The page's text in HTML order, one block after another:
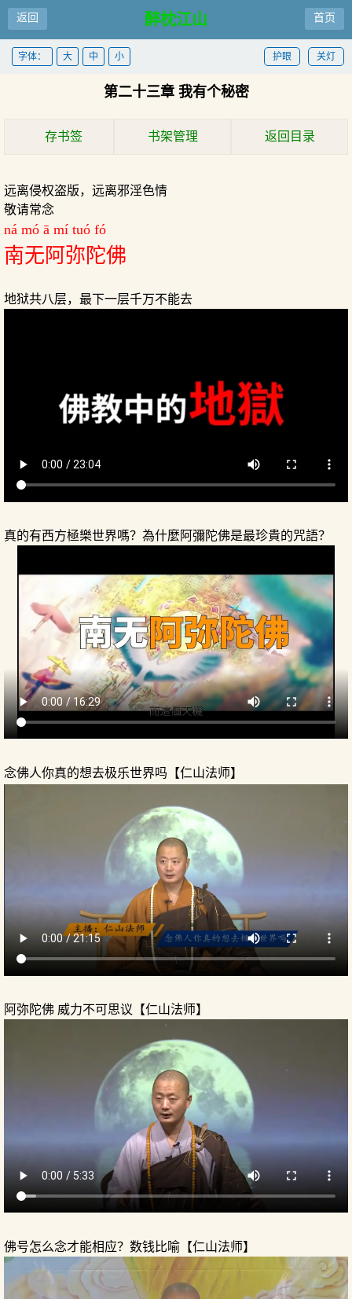
返回 醉枕江山 首页
关灯
护眼
字体： 大 中 小
第二十三章 我有个秘密
存书签 书架管理 返回目录
远离侵权盗版，远离邪淫色情
敬请常念
ná mó ā mí tuó fó
南无阿弥陀佛
地狱共八层，最下一层千万不能去
真的有西方極樂世界嗎？為什麼阿彌陀佛是最珍貴的咒語？
念佛人你真的想去极乐世界吗【仁山法师】
阿弥陀佛 威力不可思议【仁山法师】
佛号怎么念才能相应？数钱比喻【仁山法师】